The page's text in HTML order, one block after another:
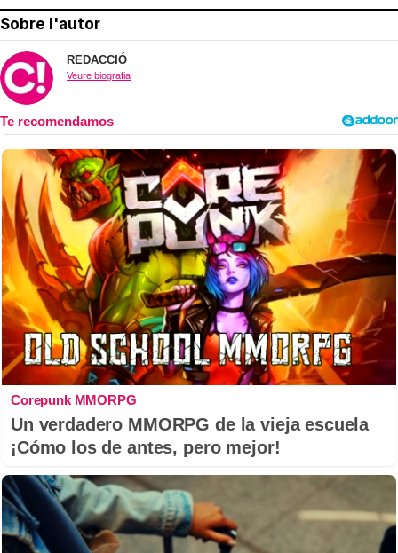
Sobre l'autor
REDACCIÓ
Veure biografia
Corepunk MMORPG
Un verdadero MMORPG de la vieja escuela
¡Cómo los de antes, pero mejor!